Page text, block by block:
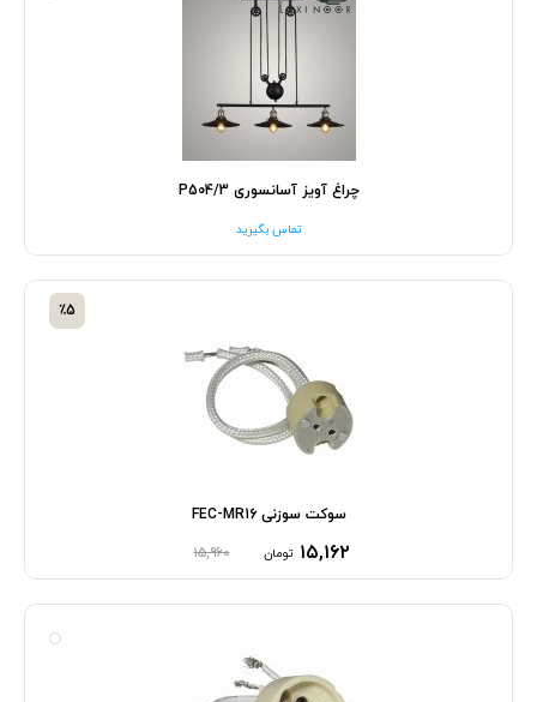
چراغ آویز آسانسوری P504/3
تماس بگیرید
سوکت سوزنی FEC-MR16
۱۵,۱۶۲ تومان ۱۵,۹۶۰
٪5